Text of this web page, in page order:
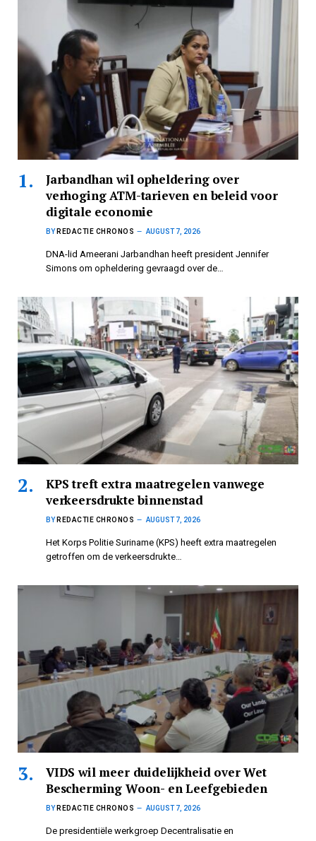
Jarbandhan wil opheldering over
verhoging ATM-tarieven en beleid voor
digitale economie
BY REDACTIE CHRONOS AUGUST 7, 2026
DNA-lid Ameerani Jarbandhan heeft president Jennifer
Simons om opheldering gevraagd over de…
KPS treft extra maatregelen vanwege
verkeersdrukte binnenstad
BY REDACTIE CHRONOS AUGUST 7, 2026
Het Korps Politie Suriname (KPS) heeft extra maatregelen
getroffen om de verkeersdrukte…
VIDS wil meer duidelijkheid over Wet
Bescherming Woon- en Leefgebieden
BY REDACTIE CHRONOS AUGUST 7, 2026
De presidentiële werkgroep Decentralisatie en